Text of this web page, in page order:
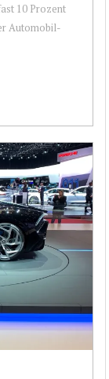
10 Prozent
Automobil-